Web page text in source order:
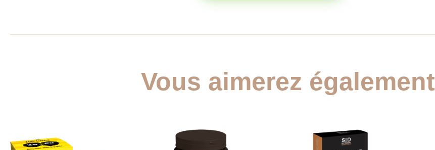
Vous aimerez également